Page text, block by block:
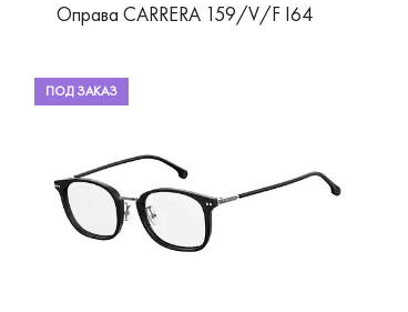
Оправа CARRERA 159/V/F I64
ПОД ЗАКАЗ